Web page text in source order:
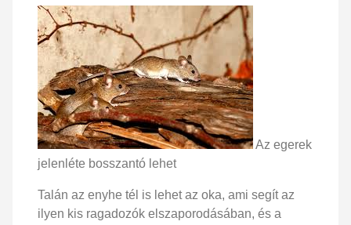
Az egerek
jelenléte bosszantó lehet
Talán az enyhe tél is lehet az oka, ami segít az
ilyen kis ragadozók elszaporodásában, és a